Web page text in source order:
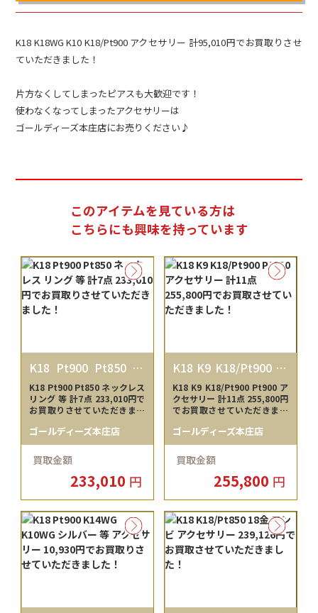
K18 K18WG K10 K18/Pt900 アクセサリー 計95,010円でお買取りさせ
ていただきました！
片方なくしてしまったピアスも大歓迎です！
使わなくなってしまったアクセサリーは
ゴールディーズ本庄店にお売りください♪
このアイテムを見ている方は
こちらにも興味を持っています
K18 Pt900 Pt850 18
金 プラチナ
K18 Pt900 Pt850 ネックレス
リング 等 計7点 233,010円で
お買取りさせていただきまし
ゴールディーズ本庄店
買取金額
233,010 円
K18 K9 K18/Pt900 Pt
900 18金 9金 プラチナ
コンビ
K18 K9 K18/Pt900 Pt900 ア
クセサリー 計11点 255,800円
でお買取させていただきまし
ゴールディーズ本庄店
買取金額
255,800 円